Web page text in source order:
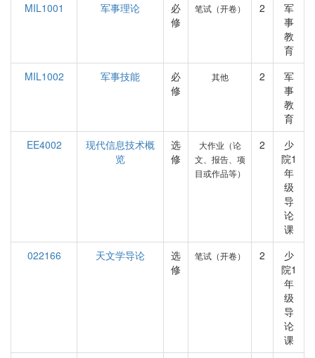
MIL1001 军事理论
必
修
笔试（开卷） 2
军
事
教
育
MIL1002
军事技能
必
修
其他 2
军
事
教
育
EE4002
现代信息技术概
览
选
修
大作业（论
文、报告、项
目或作品等）
2
少
院1
年
级
导
论
课
022166
天文学导论
选
修
笔试（开卷） 2
少
院1
年
级
导
论
课